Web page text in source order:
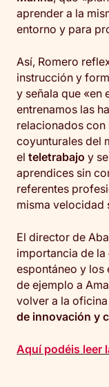
aprender a la
entorno y para
Así, Romero
instrucción y
y señala que «en
entrenamos las
relacionados
coyunturales del
el teletrabajo y
aprendices sin
referentes
misma velocidad
El director de
importancia de la
espontáneo y los
de ejemplo a
volver a la
de innovación y
Aquí podéis leer